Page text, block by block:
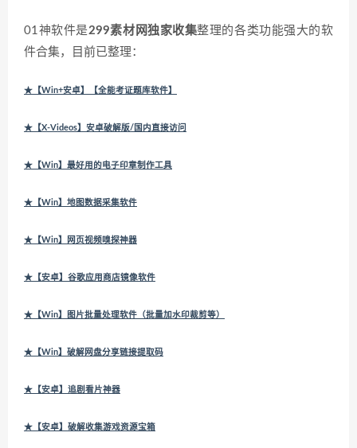
01神软件是299素材网独家收集整理的各类功能强大的软
件合集，目前已整理：
★【Win+安卓】【全能考证题库软件】
★【X-Videos】安卓破解版/国内直接访问
★【Win】最好用的电子印章制作工具
★【Win】地图数据采集软件
★【Win】网页视频嗅探神器
★【安卓】谷歌应用商店镜像软件
★【Win】图片批量处理软件（批量加水印裁剪等）
★【Win】破解网盘分享链接提取码
★【安卓】追剧看片神器
★【安卓】破解收集游戏资源宝箱